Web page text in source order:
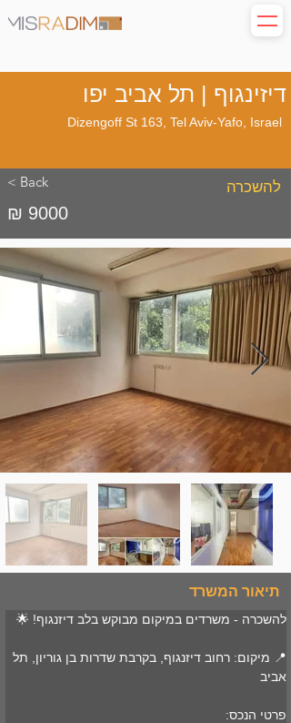
דיזינגוף | תל אביב יפו
Dizengoff St 163, Tel Aviv-Yafo, Israel
< Back להשכרה
₪ 9000
תיאור המשרד
להשכרה - משרדים במיקום מבוקש בלב דיזנגוף! 🌟
📍 מיקום: רחוב דיזנגוף, בקרבת שדרות בן גוריון, תל
אביב
פרטי הנכס: